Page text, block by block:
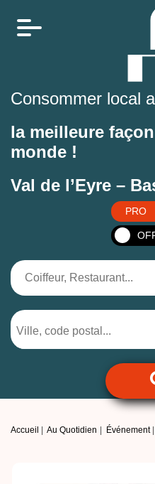
Consommer local
la meilleure
monde !
Val de l’Eyre –
PRO
Accueil Au Quotidien Événement